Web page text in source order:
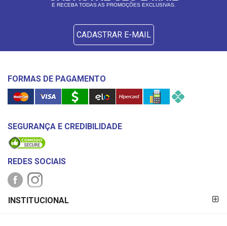
E RECEBA TODAS AS PROMOÇÕES EXCLUSIVAS.
CADASTRAR E-MAIL
FORMAS DE PAGAMENTO
SEGURANÇA E CREDIBILIDADE
REDES SOCIAIS
PAGAMENTO
INSTITUCIONAL